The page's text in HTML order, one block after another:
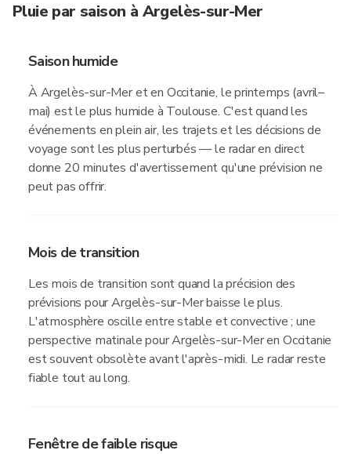
Pluie par saison à Argelès-sur-Mer
Saison humide
À Argelès-sur-Mer et en Occitanie, le printemps (avril–
mai) est le plus humide à Toulouse. C'est quand les
événements en plein air, les trajets et les décisions de
voyage sont les plus perturbés — le radar en direct
donne 20 minutes d'avertissement qu'une prévision ne
peut pas offrir.
Mois de transition
Les mois de transition sont quand la précision des
prévisions pour Argelès-sur-Mer baisse le plus.
L'atmosphère oscille entre stable et convective ; une
perspective matinale pour Argelès-sur-Mer en Occitanie
est souvent obsolète avant l'après-midi. Le radar reste
fiable tout au long.
Fenêtre de faible risque